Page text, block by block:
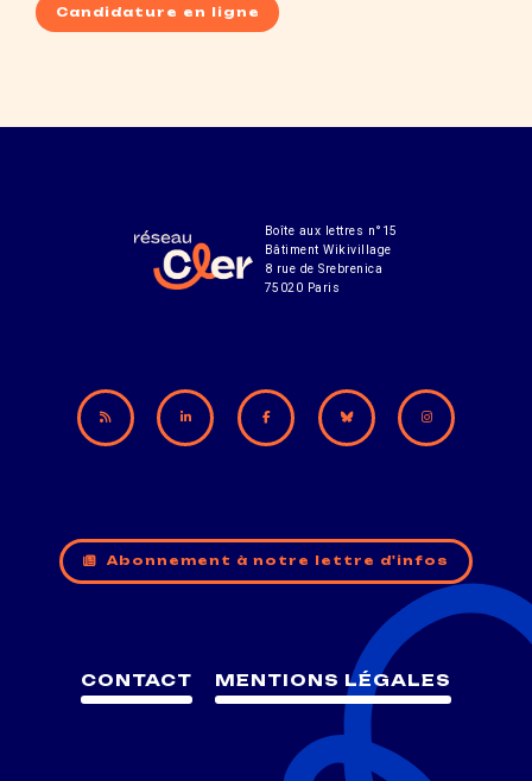
Candidature en ligne
Boîte aux lettres n°15
Bâtiment Wikivillage
8 rue de Srebrenica
75020 Paris
Abonnement à notre lettre d'infos
CONTACT MENTIONS LÉGALES